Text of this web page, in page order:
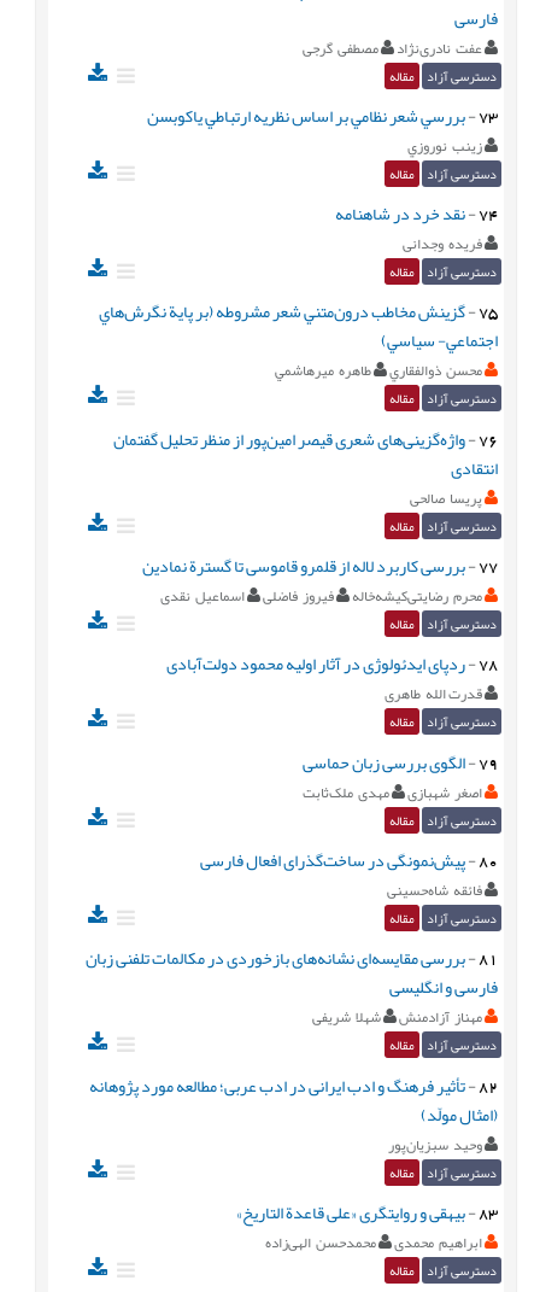
فارسی
عفت نادری‌نژاد مصطفی گرجی
دسترسی آزاد مقاله
73
-بررسي شعر نظامي بر اساس نظريه ارتباطي ياكوبسن
زينب نوروزي
دسترسی آزاد مقاله
74
-نقد خرد در شاهنامه
فریده وجدانی
دسترسی آزاد مقاله
75
-گزينش مخاطب درون‌متني شعر مشروطه (بر پاية نگرش‌هاي
اجتماعي- سياسي)
محسن ذوالفقاري طاهره ميرهاشمي
دسترسی آزاد مقاله
76
-واژه‌گزینی‌های شعری قیصر امین‌پور از منظر تحلیل گفتمان
انتقادی
پریسا صالحی
دسترسی آزاد مقاله
77
-بررسی کاربرد لاله از قلمرو قاموسی تا گسترة نمادین
محرم رضایتی‌‌کيشه‌‌خاله فیروز فاضلی اسماعیل نقدی
دسترسی آزاد مقاله
78
-ردپای ایدئولوژی در آثار اولیه محمود دولت‌آبادی
قدرت الله طاهری
دسترسی آزاد مقاله
79
-الگوی بررسی زبان حماسی
اصغر شهبازی مهدی ملک‌ثابت
دسترسی آزاد مقاله
80
-پيش‌نمونگی در ساخت‌گذرای افعال فارسی
فائقه شاه‌حسینی
دسترسی آزاد مقاله
81
-بررسی مقایسه‌ای نشانه‌های بازخوردی در مکالمات تلفنی زبان
فارسی و انگلیسی
مهناز آزادمنش شهلا شریفی
دسترسی آزاد مقاله
82
-تأثیر فرهنگ و ادب ایرانی در ادب عربی؛ مطالعه مورد پژوهانه
(امثال مولّد)
وحید سبزیان‌پور
دسترسی آزاد مقاله
83
-بیهقی و روایتگری «علی قاعدة التاریخ»
ابراهیم محمدی محمدحسن الهی‌زاده
دسترسی آزاد مقاله